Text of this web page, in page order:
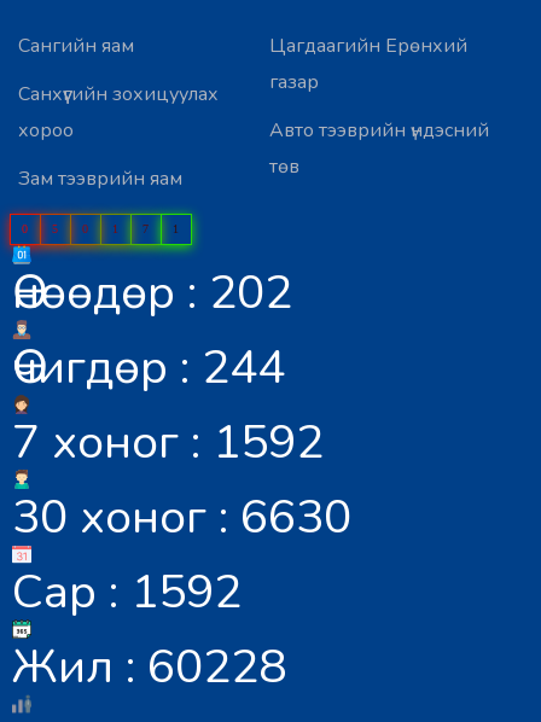
Сангийн яам
Санхүүгийн зохицуулах
хороо
Зам тээврийн яам
Цагдаагийн Ерөнхий
газар
Авто тээврийн үндэсний
төв
0 5 0 1 7 1
Өнөөдөр : 202
Өчигдөр : 244
7 хоног : 1592
30 хоног : 6630
Сар : 1592
Жил : 60228